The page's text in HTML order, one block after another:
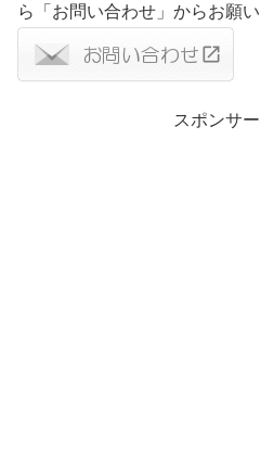
ら「お問い合わせ」からお願い
スポンサ